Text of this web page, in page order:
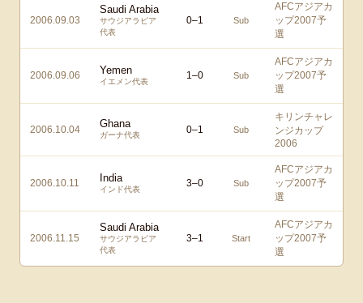
2006.09.03
Saudi Arabia
サウジアラビア
代表
0–1 Sub
AFCアジアカ
ップ2007予
選
2006.09.06 Yemen
イエメン代表
1–0 Sub
AFCアジアカ
ップ2007予
選
2006.10.04 Ghana
ガーナ代表 0–1 Sub
キリンチャレ
ンジカップ
2006
2006.10.11 India
インド代表
3–0 Sub
AFCアジアカ
ップ2007予
選
2006.11.15
Saudi Arabia
サウジアラビア
代表
3–1 Start
AFCアジアカ
ップ2007予
選